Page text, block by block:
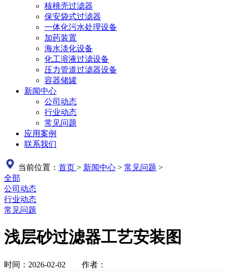
核桃壳过滤器
保安袋式过滤器
一体化污水处理设备
加药装置
海水淡化设备
化工溶液过滤设备
压力管道过滤器设备
容器储罐
新闻中心
公司动态
行业动态
常见问题
应用案例
联系我们
当前位置： 首页 > 新闻中心 > 常见问题 >
全部
公司动态
行业动态
常见问题
浅层砂过滤器工艺安装图
时间：2026-02-02 作者：